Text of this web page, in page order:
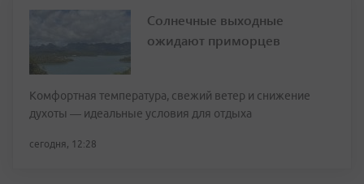
Солнечные выходные
ожидают приморцев
Комфортная температура, свежий ветер и снижение
духоты — идеальные условия для отдыха
сегодня, 12:28